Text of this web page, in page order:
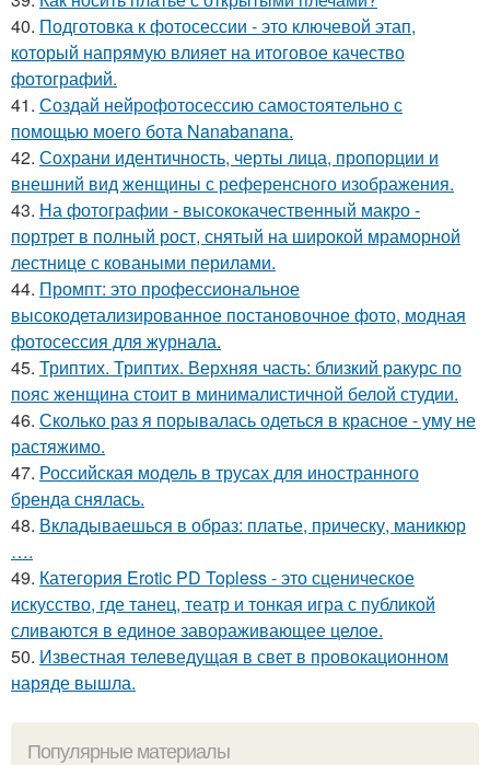
40. Подготовка к фотосессии - это ключевой этап,
который напрямую влияет на итоговое качество
фотографий.
41. Создай нейрофотосессию самостоятельно с
помощью моего бота Nanabanana.
42. Сохрани идентичность, черты лица, пропорции и
внешний вид женщины с референсного изображения.
43. На фотографии - высококачественный макро -
портрет в полный рост, снятый на широкой мраморной
лестнице с коваными перилами.
44. Промпт: это профессиональное
высокодетализированное постановочное фото, модная
фотосессия для журнала.
45. Триптих. Триптих. Верхняя часть: близкий ракурс по
пояс женщина стоит в минималистичной белой студии.
46. Сколько раз я порывалась одеться в красное - уму не
растяжимо.
47. Российская модель в трусах для иностранного
бренда снялась.
48. Вкладываешься в образ: платье, прическу, маникюр
….
49. Категория Erotic PD Topless - это сценическое
искусство, где танец, театр и тонкая игра с публикой
сливаются в единое завораживающее целое.
50. Известная телеведущая в свет в провокационном
наряде вышла.
Популярные материалы